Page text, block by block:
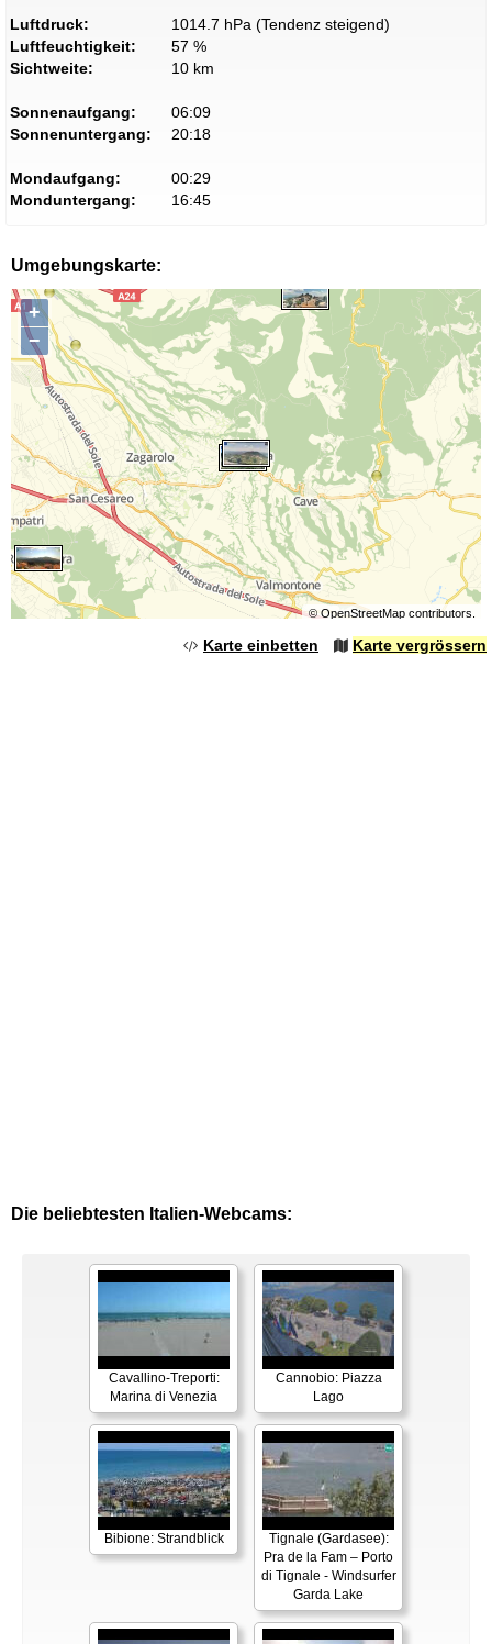
Luftdruck:
1014.7 hPa (Tendenz steigend)
Luftfeuchtigkeit:
57 %
Sichtweite:
10 km
Sonnenaufgang:
06:09
Sonnenuntergang:
20:18
Mondaufgang:
00:29
Monduntergang:
16:45
Umgebungskarte:
+
−
©OpenStreetMapcontributors.
Karte einbetten Karte vergrössern
Die beliebtesten Italien-Webcams:
Cavallino-Treporti:
Marina di Venezia
Cannobio: Piazza
Lago
Bibione: Strandblick
Tignale (Gardasee):
Pra de la Fam – Porto
di Tignale - Windsurfer
Garda Lake